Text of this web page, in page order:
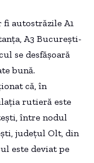
autostrăzile A1
A3 București-
se desfășoară
bună.
că, în
rutieră este
între nodul
județul Olt, din
este deviat pe